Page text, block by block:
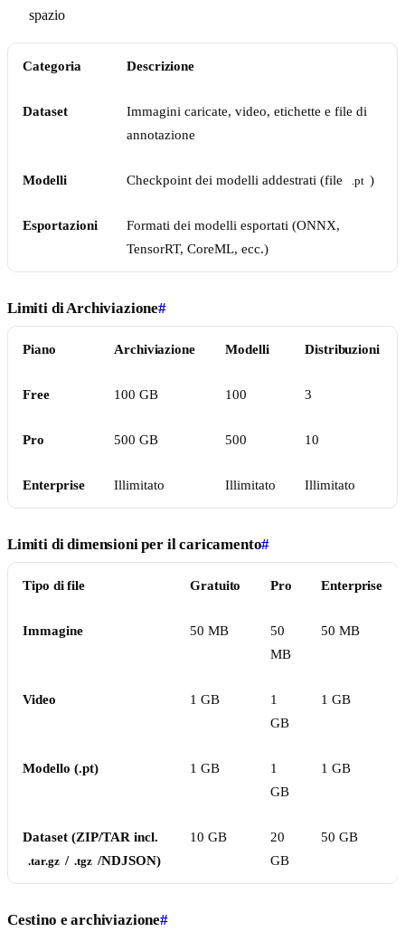
spazio
Categoria Descrizione
Dataset
Immagini caricate, video, etichette e file di
annotazione
Modelli Checkpoint dei modelli addestrati (file .pt )
Esportazioni
Formati dei modelli esportati (ONNX,
TensorRT, CoreML, ecc.)
Limiti di Archiviazione#
Piano Archiviazione Modelli Distribuzioni
Free 100 GB 100 3
Pro 500 GB 500 10
Enterprise Illimitato Illimitato Illimitato
Limiti di dimensioni per il caricamento#
Tipo di file Gratuito Pro Enterprise
Immagine 50 MB
50
MB
50 MB
Video 1 GB
1
GB
1 GB
Modello (.pt) 1 GB
1
GB
1 GB
Dataset (ZIP/TAR incl.
.tar.gz / .tgz /NDJSON)
10 GB
20
GB
50 GB
Cestino e archiviazione#